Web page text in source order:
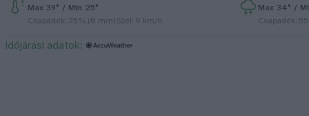
Max 39° / Min 25°
Csapadék: 25% (0 mm)Szél: 9 km/h
Max 34° /
Csapadék:
időjárási adatok: